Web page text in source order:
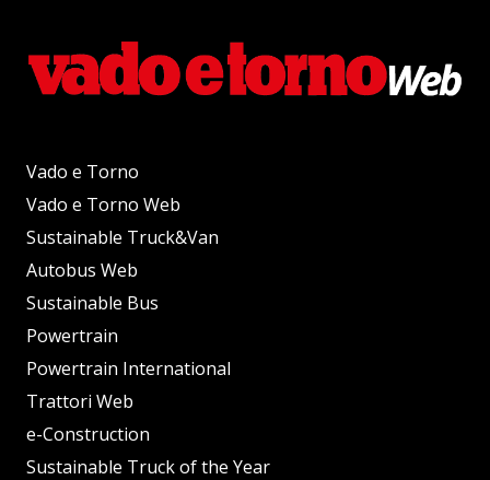
Vado e Torno
Vado e Torno Web
Sustainable Truck&Van
Autobus Web
Sustainable Bus
Powertrain
Powertrain International
Trattori Web
e-Construction
Sustainable Truck of the Year